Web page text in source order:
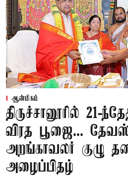
ஆன்மிகம்
திருச்சானூரில் 21-
விரத பூஜை...
அறங்காவலர் குழு
அழைப்பிதழ்